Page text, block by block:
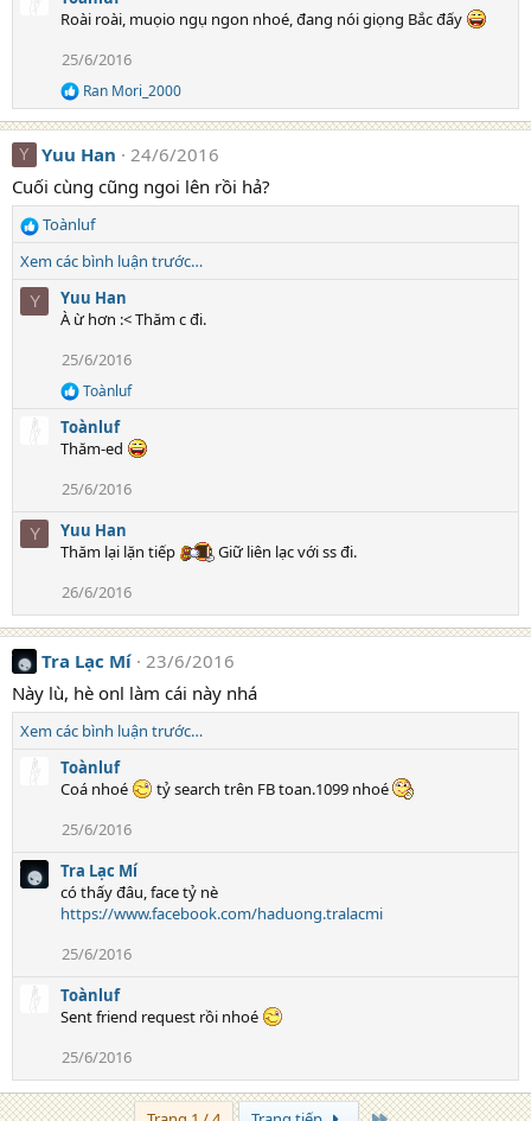
sRoài roài, muọio ngụ ngon nhoé, đang nói giọng Bắc đấy
25/6/2016
R
e
a
c
i
n
:
Ran Mori_2000
Y Yuu Han
24/6/2016
Cuối cùng cũng ngoi lên rồi hả?
R
e
t
Toànluf
Xem các bình luận trước…
Y
Yuu Han
À ừ hơn :< Thăm c đi.
25/6/2016
R
e
a
c
i
n
s
Toànluf
Toànluf
Thăm-ed
25/6/2016
Y
Yuu Han
Thăm lại lặn tiếp
Giữ liên lạc với ss đi.
26/6/2016
Tra Lạc Mí 23/6/2016
Này lù, hè onl làm cái này nhá
Xem các bình luận trước…
Toànluf
Coá nhoé
tỷ search trên FB toan.1099 nhoé
25/6/2016
Tra Lạc Mí
có thấy đâu, face tỷ nè
https://www.facebook.com/haduong.tralacmi
25/6/2016
Toànluf
Sent friend request rồi nhoé
25/6/2016